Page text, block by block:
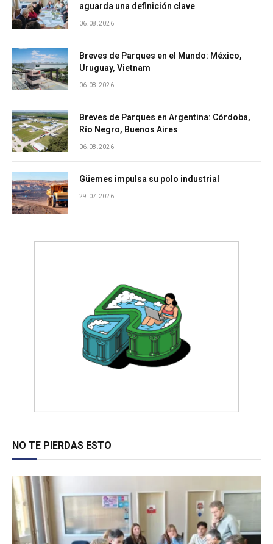
aguarda una definición clave
06.08.2026
Breves de Parques en el Mundo: México,
Uruguay, Vietnam
06.08.2026
Breves de Parques en Argentina: Córdoba,
Río Negro, Buenos Aires
06.08.2026
Güemes impulsa su polo industrial
29.07.2026
NO TE PIERDAS ESTO